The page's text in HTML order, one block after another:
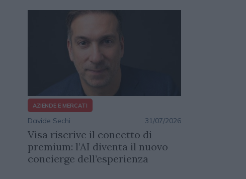
AZIENDE E MERCATI
Davide Sechi 31/07/2026
Visa riscrive il concetto di
premium: l’AI diventa il nuovo
concierge dell’esperienza